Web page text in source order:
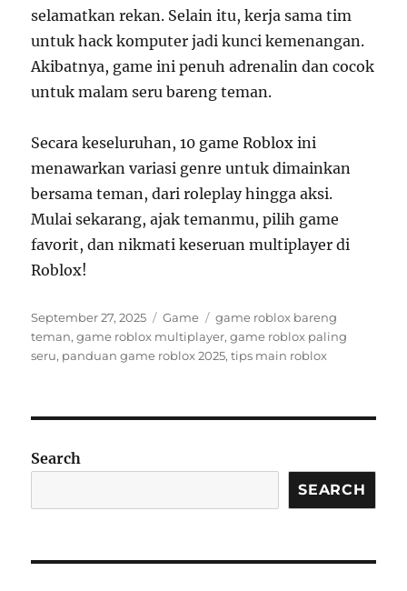
selamatkan rekan. Selain itu, kerja sama tim
untuk hack komputer jadi kunci kemenangan.
Akibatnya, game ini penuh adrenalin dan cocok
untuk malam seru bareng teman.
Secara keseluruhan, 10 game Roblox ini
menawarkan variasi genre untuk dimainkan
bersama teman, dari roleplay hingga aksi.
Mulai sekarang, ajak temanmu, pilih game
favorit, dan nikmati keseruan multiplayer di
Roblox!
Posted
on
September 27, 2025 Categories
Game Tags
game roblox bareng
teman,game roblox multiplayer,game roblox paling
seru, panduan game roblox 2025,tips main roblox
Search
SEARCH